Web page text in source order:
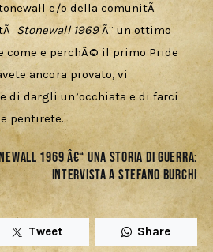
e/o della comunitÃ
Stonewall 1969 Ã¨ un ottimo
come e perchÃ© il primo Pride
ancora provato, vi
di dargli un’occhiata e di farci
pentirete.
1969 â€“ UNA STORIA DI GUERRA:
INTERVISTA A STEFANO BURCHI
Tweet Share